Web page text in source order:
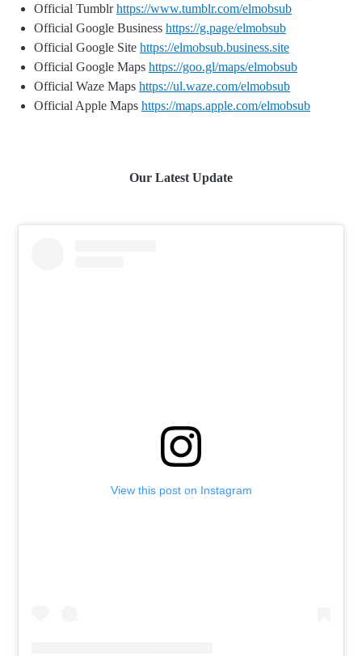
Official Tumblrhttps://www.tumblr.com/elmobsub
Official Google Business https://g.page/elmobsub
Official Google Site https://elmobsub.business.site
Official Google Maps https://goo.gl/maps/elmobsub
Official Waze Maps https://ul.waze.com/elmobsub
Official Apple Maps https://maps.apple.com/elmobsub
Our Latest Update
View this post on Instagram